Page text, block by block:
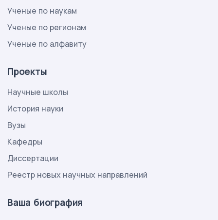
Ученые по наукам
Ученые по регионам
Ученые по алфавиту
Проекты
Научные школы
История науки
Вузы
Кафедры
Диссертации
Реестр новых научных направлений
Ваша биография